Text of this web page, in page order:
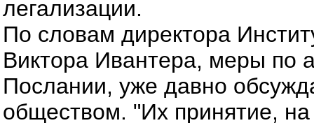
легализации.
По словам директора
Виктора Ивантера, меры по
Послании, уже давно
обществом. "Их принятие,